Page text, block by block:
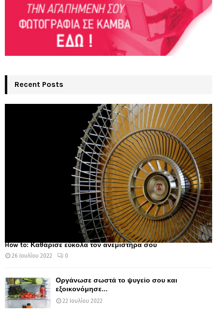
Recent Posts
How to: Καθάρισε εύκολα τον ανεμιστήρα σου
26 Ιουλίου 2022 0
Οργάνωσε σωστά το ψυγείο σου και
εξοικονόμησε...
22 Ιουλίου 2022